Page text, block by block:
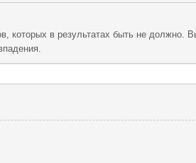
которых в результатах быть не должно.